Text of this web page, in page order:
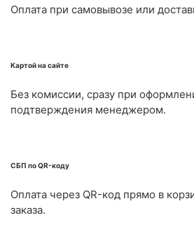
Оплата при самовывозе или
Картой на сайте
Без комиссии, сразу при
подтверждения менеджером.
СБП по QR-коду
Оплата через QR-код прямо в
заказа.